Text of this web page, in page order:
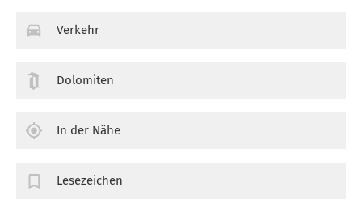
Verkehr
Dolomiten
In der Nähe
Lesezeichen